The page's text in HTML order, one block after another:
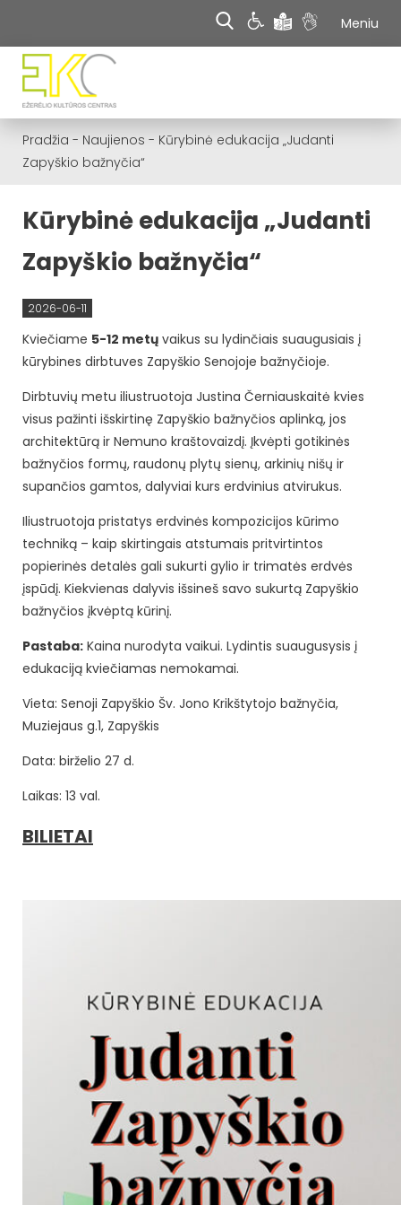
Meniu
Pradžia - Naujienos - Kūrybinė edukacija „Judanti
Zapyškio bažnyčia“
Kūrybinė edukacija „Judanti
Zapyškio bažnyčia“
2026-06-11
Kviečiame 5-12 metų vaikus su lydinčiais suaugusiais į
kūrybines dirbtuves Zapyškio Senojoje bažnyčioje.
Dirbtuvių metu iliustruotoja Justina Černiauskaitė kvies
visus pažinti išskirtinę Zapyškio bažnyčios aplinką, jos
architektūrą ir Nemuno kraštovaizdį. Įkvėpti gotikinės
bažnyčios formų, raudonų plytų sienų, arkinių nišų ir
supančios gamtos, dalyviai kurs erdvinius atvirukus.
Iliustruotoja pristatys erdvinės kompozicijos kūrimo
techniką – kaip skirtingais atstumais pritvirtintos
popierinės detalės gali sukurti gylio ir trimatės erdvės
įspūdį. Kiekvienas dalyvis išsineš savo sukurtą Zapyškio
bažnyčios įkvėptą kūrinį.
Pastaba: Kaina nurodyta vaikui. Lydintis suaugusysis į
edukaciją kviečiamas nemokamai.
Vieta: Senoji Zapyškio Šv. Jono Krikštytojo bažnyčia,
Muziejaus g.1, Zapyškis
Data: birželio 27 d.
Laikas: 13 val.
BILIETAI